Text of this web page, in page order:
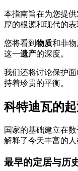
本指南旨在为您提供
厚的根源和现代的表
您将看到 物质和非物
这一遗产的深度。
我们还将讨论保护面
持着珍贵的平衡。
科特迪瓦的
国家的基础建立在
解释了今天丰富的人
最早的定居与历